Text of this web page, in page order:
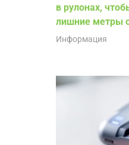
в рулонах,
лишние метры
Информация